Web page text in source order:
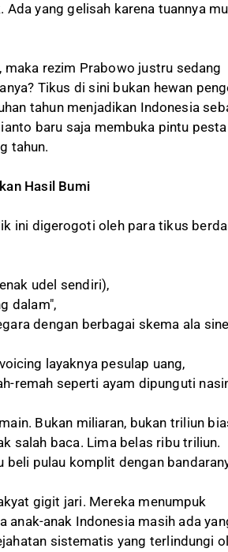
yang gelisah karena tuannya
maka rezim Prabowo justru sedang
Tikus di sini bukan hewan
tahun menjadikan Indonesia
baru saja membuka pintu pesta
tahun.
Hasil Bumi
ini digerogoti oleh para tikus
udel sendiri),
dalam",
dengan berbagai skema ala
layaknya pesulap uang,
remah seperti ayam dipunguti
Bukan miliaran, bukan triliun
salah baca. Lima belas ribu triliun.
beli pulau komplit dengan
gigit jari. Mereka menumpuk
anak-anak Indonesia masih ada
sistematis yang terlindungi